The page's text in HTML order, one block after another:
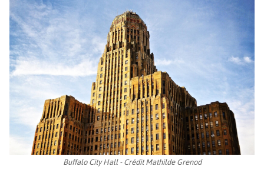
Buffalo City Hall - Crédit Mathilde Grenod